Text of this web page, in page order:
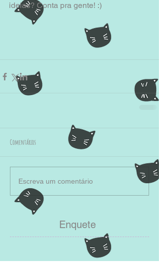
ideias? Conta pra gente! :)
Comentários
Escreva um comentário
Enquete